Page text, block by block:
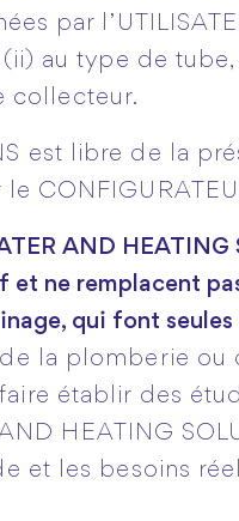
par
au type de
collecteur.
est libre de la
AND HEATING
et ne remplacent
qui font
la plomberie ou
établir des
HEATING
et les besoins